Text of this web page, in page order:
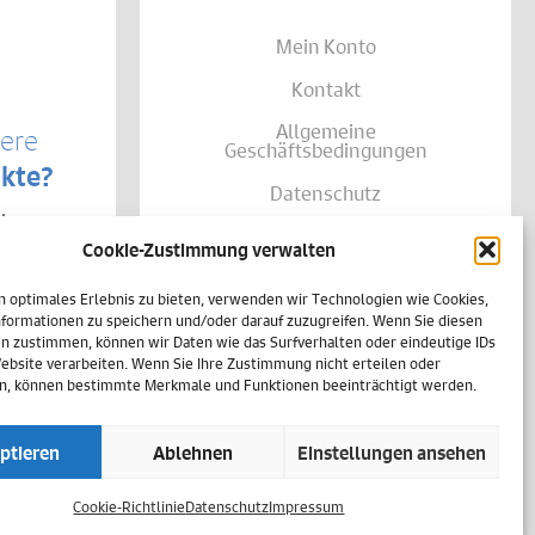
Cookie-Zustimmung verwalten
optimales Erlebnis zu bieten, verwenden wir Technologien wie Cookies,
zu speichern und/oder darauf zuzugreifen. Wenn Sie diesen
zustimmen, können wir Daten wie das Surfverhalten oder eindeutige IDs
verarbeiten. Wenn Sie Ihre Zustimmung nicht erteilen oder
können bestimmte Merkmale und Funktionen beeinträchtigt werden.
Ablehnen Einstellungen ansehen
Cookie-RichtlinieDatenschutzImpressum
von
Ihrer
Mein Konto
Kontakt
Allgemeine
Geschäftsbedingungen
Datenschutz
Versand & Lieferung
Impressum
Vertrag widerrufen